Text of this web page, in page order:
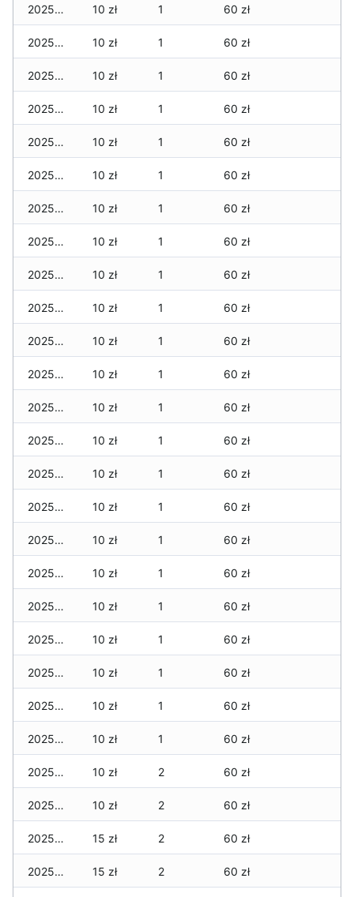
2025-12-08 10 zł 1 60 zł
2025-12-07 10 zł 1 60 zł
2025-12-06 10 zł 1 60 zł
2025-12-05 10 zł 1 60 zł
2025-12-04 10 zł 1 60 zł
2025-12-03 10 zł 1 60 zł
2025-12-02 10 zł 1 60 zł
2025-12-01 10 zł 1 60 zł
2025-11-30 10 zł 1 60 zł
2025-11-29 10 zł 1 60 zł
2025-11-28 10 zł 1 60 zł
2025-11-27 10 zł 1 60 zł
2025-11-26 10 zł 1 60 zł
2025-11-25 10 zł 1 60 zł
2025-11-24 10 zł 1 60 zł
2025-11-23 10 zł 1 60 zł
2025-11-22 10 zł 1 60 zł
2025-11-21 10 zł 1 60 zł
2025-11-20 10 zł 1 60 zł
2025-11-19 10 zł 1 60 zł
2025-11-18 10 zł 1 60 zł
2025-11-17 10 zł 1 60 zł
2025-11-16 10 zł 1 60 zł
2025-11-15 10 zł 2 60 zł
2025-11-14 10 zł 2 60 zł
2025-11-13 15 zł 2 60 zł
2025-11-12 15 zł 2 60 zł